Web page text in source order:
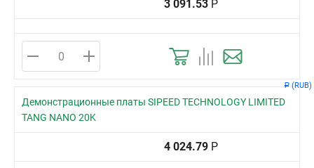
Р (RUB)
3 091.53 Р
Демонстрационные платы SIPEED TECHNOLOGY LIMITED
TANG NANO 20K
4 024.79 Р